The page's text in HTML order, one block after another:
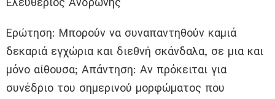
Ερώτηση: Μπορούν να συναπαντηθούν καμιά
δεκαριά εγχώρια και διεθνή σκάνδαλα, σε μια και
μόνο αίθουσα; Απάντηση: Αν πρόκειται για
συνέδριο του σημερινού μορφώματος που